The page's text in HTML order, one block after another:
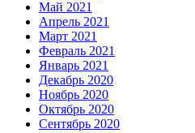
Май 2021
Апрель 2021
Март 2021
Февраль 2021
Январь 2021
Декабрь 2020
Ноябрь 2020
Октябрь 2020
Сентябрь 2020